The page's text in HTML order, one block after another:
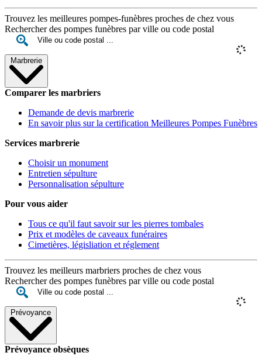
Trouvez les meilleures pompes-funèbres proches de chez vous
Rechercher des pompes funèbres par ville ou code postal
Marbrerie
Comparer les marbriers
Demande de devis marbrerie
En savoir plus sur la certification Meilleures Pompes Funèbres
Services marbrerie
Choisir un monument
Entretien sépulture
Personnalisation sépulture
Pour vous aider
Tous ce qu'il faut savoir sur les pierres tombales
Prix et modèles de caveaux funéraires
Cimetières, législiation et réglement
Trouvez les meilleurs marbriers proches de chez vous
Rechercher des pompes funèbres par ville ou code postal
Prévoyance
Prévoyance obsèques